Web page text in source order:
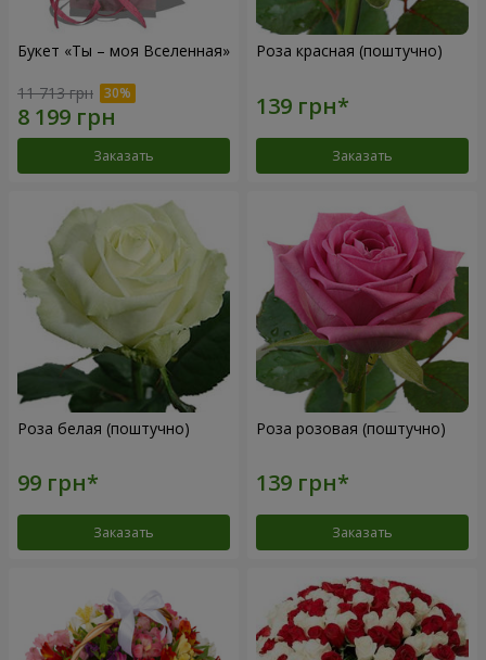
Букет «Ты – моя Вселенная»
11 713 грн
Заказать
Роза красная (поштучно)
Заказать
Роза белая (поштучно)
Заказать
Роза розовая (поштучно)
Заказать